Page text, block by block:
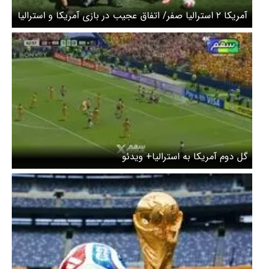
آمریکا ۲ استرالیا صفر/ اتفاق عجیب در بازی آمریکا و استرالیا
گل دوم آمریکا به استرالیا+ ویدئو